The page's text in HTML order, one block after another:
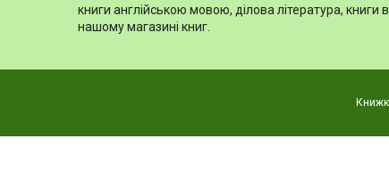
книги англійською мовою, ділова література,
нашому магазині книг.